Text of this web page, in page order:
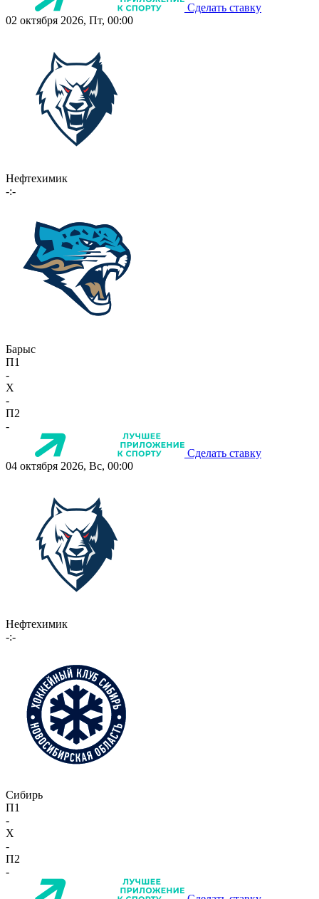
Сделать ставку
02 октября 2026, Пт, 00:00
Нефтехимик
-:-
Барыс
П1
-
X
-
П2
-
Сделать ставку
04 октября 2026, Вс, 00:00
Нефтехимик
-:-
Сибирь
П1
-
X
-
П2
-